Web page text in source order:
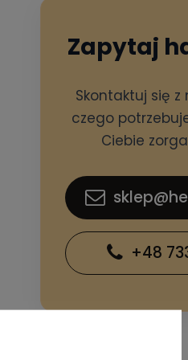
Zapytaj
Skontaktuj się
czego
Ciebie
+48